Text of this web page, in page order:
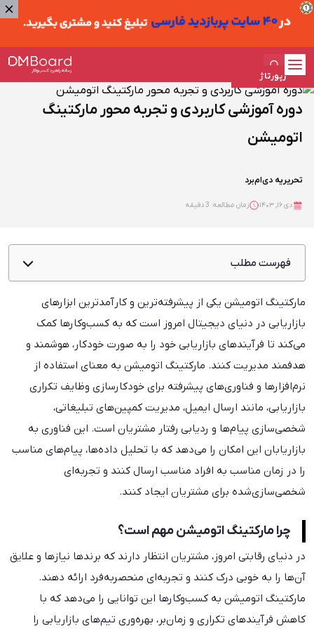
رپورتاژ
دوره آموزشی کاربردی و تجربه محور مارکتینگ
اتومیشن
تحریریه دی‌ام‌برد
دی ۱۶, ۱۴۰۳ زمان مطالعه: 3 دقیقه
فهرست مطلب
چرا مارکتینگ اتومیشن مهم است؟
این دوره برای چه کسانی مناسب است؟
مارکتینگ اتومیشن یکی از پیشرفته‌ترین و کارآمدترین ابزارهای
بازاریابی در دنیای دیجیتال امروز است که به کسب‌وکارها کمک
می‌کند تا فرآیندهای بازاریابی خود را به صورت خودکار، هوشمند و
هدفمند مدیریت کنند. مارکتینگ اتومیشن به معنای استفاده از
نرم‌افزارها و فناوری‌های پیشرفته برای خودکارسازی وظایف تکراری
بازاریابی، مانند ارسال ایمیل، مدیریت کمپین‌های تبلیغاتی،
شخصی‌سازی پیام‌ها و ردیابی رفتار مشتریان است. این فناوری به
بازاریابان این امکان را می‌دهد که با تحلیل داده‌ها، پیام‌های مناسب
را در زمان مناسب به افراد مناسب ارسال کنند و تجربه‌ای
شخصی‌سازی‌شده برای مشتریان ایجاد کنند.
چرا مارکتینگ اتومیشن مهم است؟
در دنیای رقابتی امروز، مشتریان انتظار دارند که برندها نیازها و علایق
آن‌ها را به خوبی درک کنند و تجربه‌ای منحصربه‌فرد ارائه دهند.
مارکتینگ اتومیشن به کسب‌وکارها این توانایی را می‌دهد که با
کاهش فرآیندهای تکراری و زمان‌بر، بهره‌وری تیم‌های بازاریابی را